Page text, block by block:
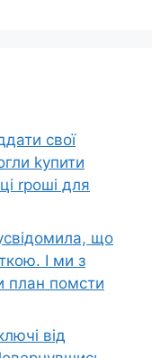
свої
kупити
rроші для
що
І ми з
план помсти
від